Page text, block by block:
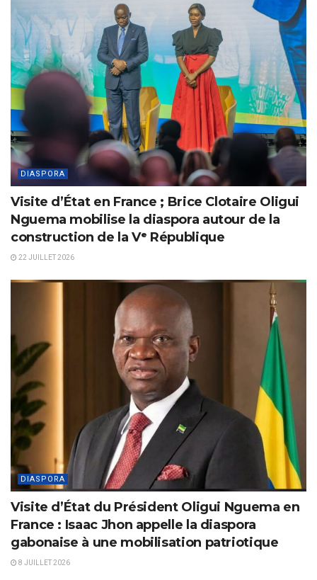
DIASPORA
Visite d’État en France ; Brice Clotaire Oligui
Nguema mobilise la diaspora autour de la
construction de la Vᵉ République
22 JUILLET 2026
DIASPORA
Visite d’État du Président Oligui Nguema en
France : Isaac Jhon appelle la diaspora
gabonaise à une mobilisation patriotique
8 JUILLET 2026